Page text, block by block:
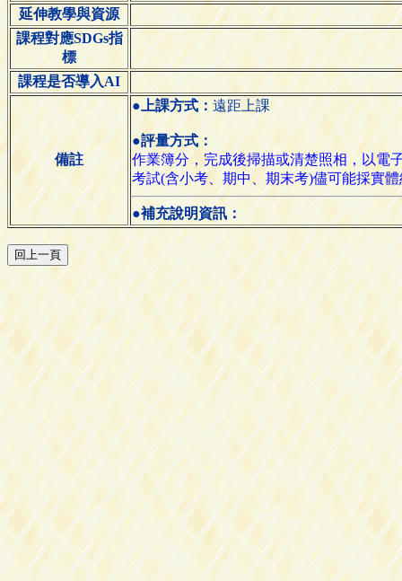
延伸教學與資源
課程對應SDGs指
標
課程是否導入AI
備註
●上課方式：遠距上課
●評量方式：
作業簿分，完成後掃描或清楚照相，以電
考試(含小考、期中、期末考)儘可能採實
●補充說明資訊：